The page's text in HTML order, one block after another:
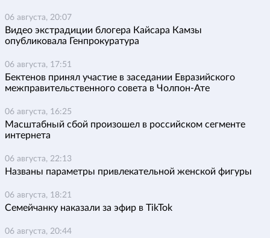
06 августа, 20:07
Видео экстрадиции блогера Кайсара Камзы
опубликовала Генпрокуратура
06 августа, 17:51
Бектенов принял участие в заседании Евразийского
межправительственного совета в Чолпон-Ате
06 августа, 16:25
Масштабный сбой произошел в российском сегменте
интернета
06 августа, 22:13
Названы параметры привлекательной женской фигуры
06 августа, 18:21
Семейчанку наказали за эфир в TikTok
06 августа, 20:44